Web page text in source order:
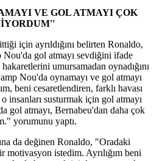
VE GOL ATMAYI ÇOK
için ayrıldığını belirten Ronaldo,
Nou'da gol atmayı sevdiğini ifade
umursamadan oynadığını
Nou'da oynamayı ve gol atmayı
beni cesaretlendiren, farklı havası
insanları susturmak için gol atmayı
gol atmayı, Bernabeu'dan daha çok
yorumunu yaptı.
da değinen Ronaldo, "Oradaki
motivasyon istedim. Ayrılığım beni